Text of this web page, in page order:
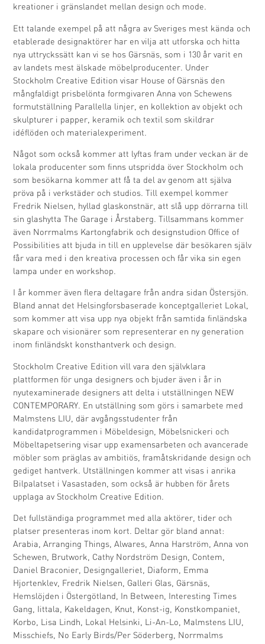
kreationer i gränslandet mellan design och mode.
Ett talande exempel på att några av Sveriges mest kända och
etablerade designaktörer har en vilja att utforska och hitta
nya uttryckssätt kan vi se hos Gärsnäs, som i 130 år varit en
av landets mest älskade möbelproducenter. Under
Stockholm Creative Edition visar House of Gärsnäs den
mångfaldigt prisbelönta formgivaren Anna von Schewens
formutställning Parallella linjer, en kollektion av objekt och
skulpturer i papper, keramik och textil som skildrar
idéflöden och materialexperiment.
Något som också kommer att lyftas fram under veckan är de
lokala producenter som finns utspridda över Stockholm och
som besökarna kommer att få ta del av genom att själva
pröva på i verkstäder och studios. Till exempel kommer
Fredrik Nielsen, hyllad glaskonstnär, att slå upp dörrarna till
sin glashytta The Garage i Årstaberg. Tillsammans kommer
även Norrmalms Kartongfabrik och designstudion Office of
Possibilities att bjuda in till en upplevelse där besökaren själv
får vara med i den kreativa processen och får vika sin egen
lampa under en workshop.
I år kommer även flera deltagare från andra sidan Östersjön.
Bland annat det Helsingforsbaserade konceptgalleriet Lokal,
som kommer att visa upp nya objekt från samtida finländska
skapare och visionärer som representerar en ny generation
inom finländskt konsthantverk och design.
Stockholm Creative Edition vill vara den självklara
plattformen för unga designers och bjuder även i år in
nyutexaminerade designers att delta i utställningen NEW
CONTEMPORARY. En utställning som görs i samarbete med
Malmstens LIU, där avgångsstudenter från
kandidatprogrammen i Möbeldesign, Möbelsnickeri och
Möbeltapetsering visar upp examensarbeten och avancerade
möbler som präglas av ambitiös, framåtskridande design och
gediget hantverk. Utställningen kommer att visas i anrika
Bilpalatset i Vasastaden, som också är hubben för årets
upplaga av Stockholm Creative Edition.
Det fullständiga programmet med alla aktörer, tider och
platser presenteras inom kort. Deltar gör bland annat:
Arabia, Arranging Things, Alwares, Anna Harström, Anna von
Schewen, Brutwork, Cathy Nordström Design, Contem,
Daniel Braconier, Designgalleriet, Diaform, Emma
Hjortenklev, Fredrik Nielsen, Galleri Glas, Gärsnäs,
Hemslöjden i Östergötland, In Between, Interesting Times
Gang, Iittala, Kakeldagen, Knut, Konst-ig, Konstkompaniet,
Korbo, Lisa Lindh, Lokal Helsinki, Li-An-Lo, Malmstens LIU,
Misschiefs, No Early Birds/Per Söderberg, Norrmalms